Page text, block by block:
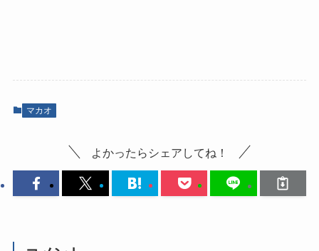
マカオ
よかったらシェアしてね！